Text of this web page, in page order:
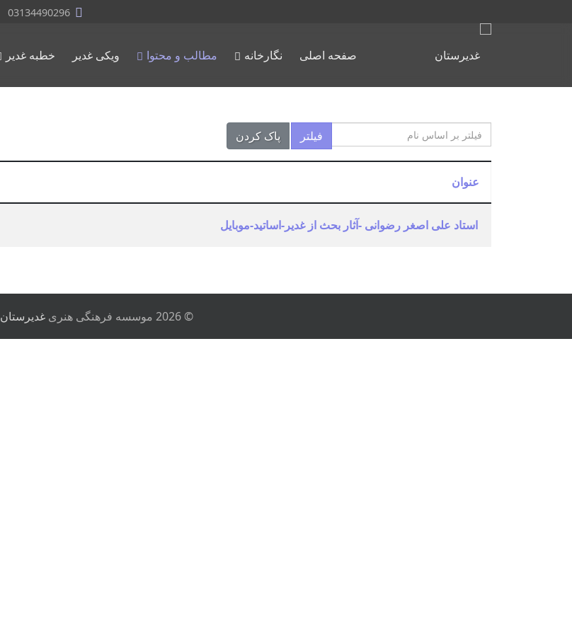
03134490296
صفحه اصلی نگارخانه مطالب و محتوا ویکی غدیر خطبه غدیر
فیلتر بر اساس نام فیلتر پاک کردن
عنوان
استاد علی اصغر رضوانی -آثار بحث از غدیر-اساتید-موبایل
© 2026 موسسه فرهنگی هنری غدیرستان